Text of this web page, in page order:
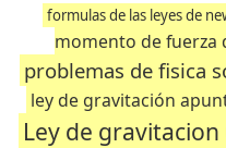
formulas de las leyes de
momento de fuerza
problemas de fisica
ley de gravitación
Ley de